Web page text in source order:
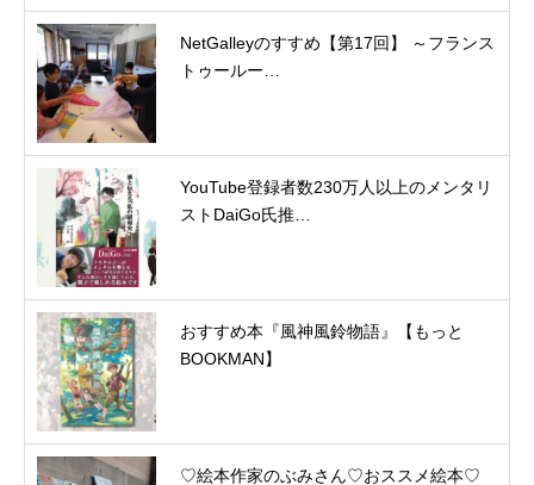
NetGalleyのすすめ【第17回】 ～フランス
トゥールー…
YouTube登録者数230万人以上のメンタリ
ストDaiGo氏推…
おすすめ本『風神風鈴物語』【もっと
BOOKMAN】
♡絵本作家のぶみさん♡おススメ絵本♡